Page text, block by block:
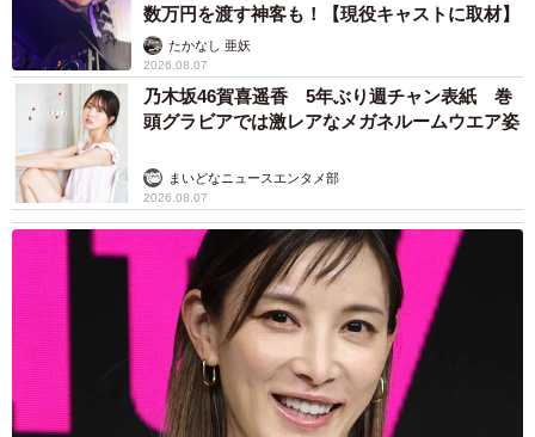
数万円を渡す神客も！【現役キャストに取材】
たかなし 亜妖
2026.08.07
乃木坂46賀喜遥香 5年ぶり週チャン表紙 巻
頭グラビアでは激レアなメガネルームウエア姿
まいどなニュースエンタメ部
2026.08.07